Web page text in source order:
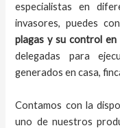
especialistas en
invasores, puedes
plagas y su control en
delegadas para
generados en casa,
Contamos con la
uno de nuestros